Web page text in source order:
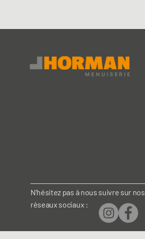
N'hésitez pas à nous suivre sur nos
réseaux sociaux :